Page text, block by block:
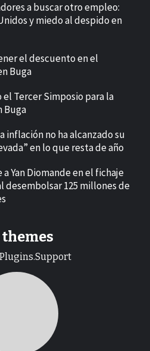
a buscar otro empleo:
y miedo al despido en
el descuento en el
Buga
el Tercer Simposio para la
Buga
inflación no ha alcanzado su
en lo que resta de año
Yan Diomande en el fichaje
desembolsar 125 millones de
themes